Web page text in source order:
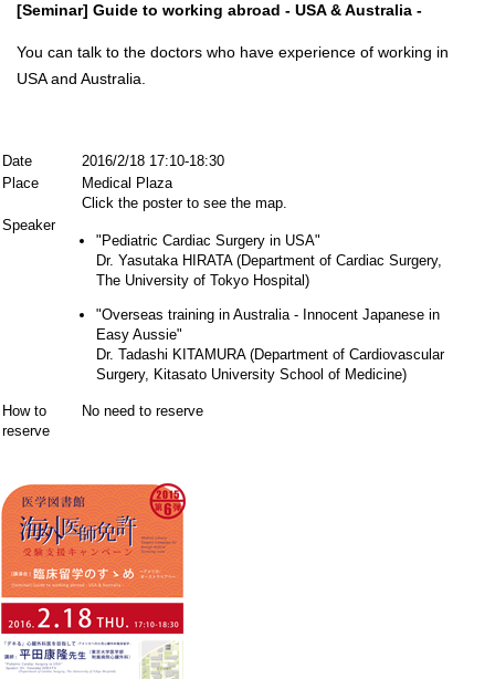
[Seminar] Guide to working abroad - USA & Australia -
You can talk to the doctors who have experience of working in
USA and Australia.
Date
2016/2/18 17:10-18:30
Place
Medical Plaza
Click the poster to see the map.
Speaker
"Pediatric Cardiac Surgery in USA"
Dr. Yasutaka HIRATA (Department of Cardiac Surgery,
The University of Tokyo Hospital)
"Overseas training in Australia - Innocent Japanese in
Easy Aussie"
Dr. Tadashi KITAMURA (Department of Cardiovascular
Surgery, Kitasato University School of Medicine)
How to
reserve
No need to reserve